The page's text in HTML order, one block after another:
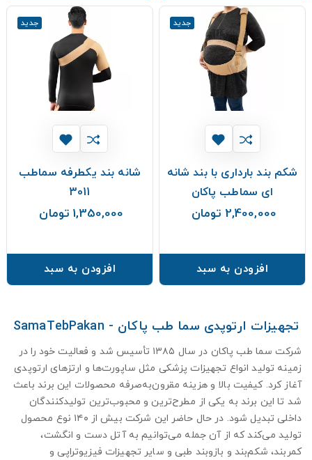
جدید
شکم بند بارداری با بند شانه
ای سماطب پاکان
2,400,000 تومان
افزودن به سبد
جدید
شانه بند یکطرفه سماطب
3011
1,350,000 تومان
افزودن به سبد
تجهیزات ارتوپدی سما طب پاکان - SamaTebPakan
شرکت سما طب پاکان در سال ۱۳۸۵ تأسیس شد و فعالیت خود را در
زمینه تولید انواع تجهیزات پزشکی مثل ساپورت‌ها و ارتزهای ارتوپدی
آغاز کرد. کیفیت بالا و هزینه مقرون‌به‌صرفه محصولات این برند باعث
شد تا این برند به یکی از مطرح‌ترین و محبوب‌ترین تولیدکنندگان
داخلی تبدیل شود. در حال حاضر این شرکت بیش از ۱۴۰ نوع محصول
تولید می‌کند که از آن جمله می‌توانیم به آتل دست و انگشت،
کمربند، شکم‌بند و بازوبند طبی و سایر تجهیزات فیزیوتراپی و